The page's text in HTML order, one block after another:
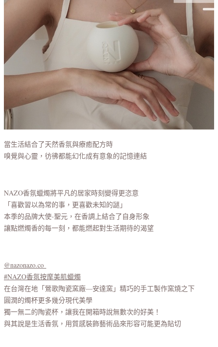
當生活結合了天然香氛與療癒配方時
嗅覺與心靈，彷彿都能幻化成有意象的記憶連結
NAZO香氛蠟燭將平凡的居家時刻變得更恣意
「喜歡習以為常的事，更喜歡未知的謎」
本季的品牌大使-聖元，在香調上結合了自身形象
讓點燃燭香的每一刻，都能燃起對生活期待的渴望
@nazonazo.co
#NAZO香氛按摩美肌蠟燭
在台灣在地「鶯歌陶瓷窯廠—安達窯」精巧的手工製作窯燒之下
圓潤的燭杯更多幾分現代美學
獨一無二的陶瓷杯，讓我在開箱時說無數次的好美！
與其說是生活香氛，用質感裝飾藝術品來形容可能更為貼切